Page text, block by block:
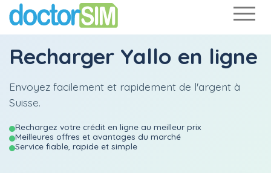
Recharger Yallo en ligne
Envoyez facilement et rapidement de l'argent à
Suisse.
Rechargez votre crédit en ligne au meilleur prix
Meilleures offres et avantages du marché
Service fiable, rapide et simple